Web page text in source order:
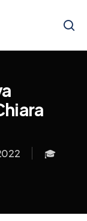
🎓